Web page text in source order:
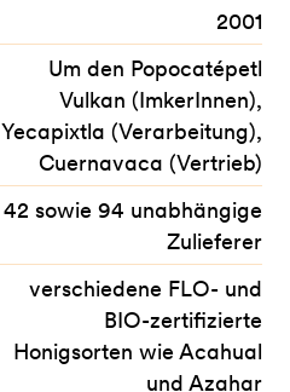
2001
Um den Popocatépetl
Vulkan (ImkerInnen),
Yecapixtla (Verarbeitung),
Cuernavaca (Vertrieb)
42 sowie 94 unabhängige
Zulieferer
verschiedene FLO- und
BIO-zertifizierte
Honigsorten wie Acahual
und Azahar